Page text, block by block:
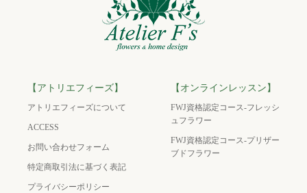
【アトリエフィーズ】
アトリエフィーズについて
ACCESS
お問い合わせフォーム
特定商取引法に基づく表記
プライバシーポリシー
【オンラインレッスン】
FWJ資格認定コース-フレッシ
ュフラワー
FWJ資格認定コース-プリザー
ブドフラワー